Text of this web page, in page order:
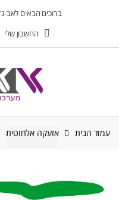
ברוכים הבאים לאב-
החשבון שלי
עמוד הבית אזעקה אלחוטית